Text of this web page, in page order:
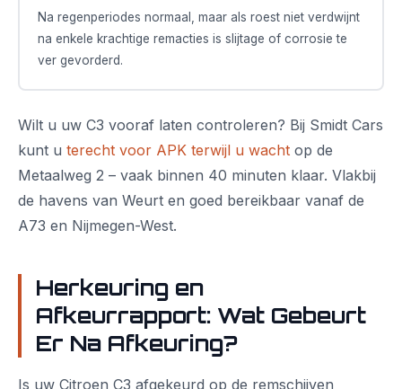
Na regenperiodes normaal, maar als roest niet verdwijnt
na enkele krachtige remacties is slijtage of corrosie te
ver gevorderd.
Wilt u uw C3 vooraf laten controleren? Bij Smidt Cars
kunt u terecht voor APK terwijl u wacht op de
Metaalweg 2 – vaak binnen 40 minuten klaar. Vlakbij
de havens van Weurt en goed bereikbaar vanaf de
A73 en Nijmegen-West.
Herkeuring en
Afkeurrapport: Wat Gebeurt
Er Na Afkeuring?
Is uw Citroen C3 afgekeurd op de remschijven